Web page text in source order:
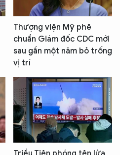
Thượng viện Mỹ phê
chuẩn Giám đốc CDC mới
sau gần một năm bỏ trống
vị trí